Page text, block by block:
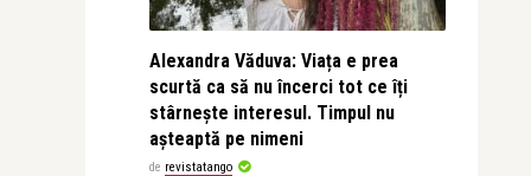
Alexandra Văduva: Viața e prea
scurtă ca să nu încerci tot ce îți
stârnește interesul. Timpul nu
așteaptă pe nimeni
de revistatango